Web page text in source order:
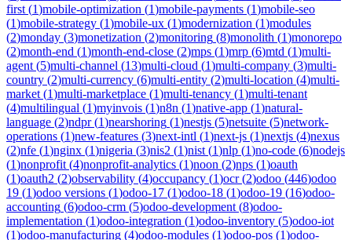
first (1)mobile-optimization (1)mobile-payments (1)mobile-seo
(1)mobile-strategy (1)mobile-ux (1)modernization (1)modules
(2)monday (3)monetization (2)monitoring (8)monolith (1)monorepo
(2)month-end (1)month-end-close (2)mps (1)mrp (6)mtd (1)multi-
agent (5)multi-channel (13)multi-cloud (1)multi-company (3)multi-
country (2)multi-currency (6)multi-entity (2)multi-location (4)multi-
market (1)multi-marketplace (1)multi-tenancy (1)multi-tenant
(4)multilingual (1)myinvois (1)n8n (1)native-app (1)natural-
language (2)ndpr(1)nearshoring (1)nestjs (5)netsuite (5)network-
operations (1)new-features (3)next-intl (1)next-js (1)nextjs (4)nexus
(2)nfe (1)nginx (1)nigeria (3)nis2 (1)nist (1)nlp (1)no-code (6)nodejs
(1)nonprofit (4)nonprofit-analytics (1)noon (2)nps (1)oauth
(1)oauth2 (2)observability (4)occupancy (1)ocr(2)odoo (446)odoo
19 (1)odoo versions (1)odoo-17 (1)odoo-18 (1)odoo-19 (16)odoo-
accounting (6)odoo-crm (5)odoo-development (8)odoo-
implementation (1)odoo-integration (1)odoo-inventory (5)odoo-iot
(1)odoo-manufacturing (4)odoo-modules (1)odoo-pos (1)odoo-